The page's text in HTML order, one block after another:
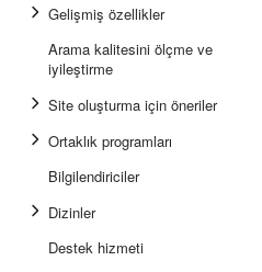
Gelişmiş özellikler
Arama kalitesini ölçme ve
iyileştirme
Site oluşturma için öneriler
Ortaklık programları
Bilgilendiriciler
Dizinler
Destek hizmeti